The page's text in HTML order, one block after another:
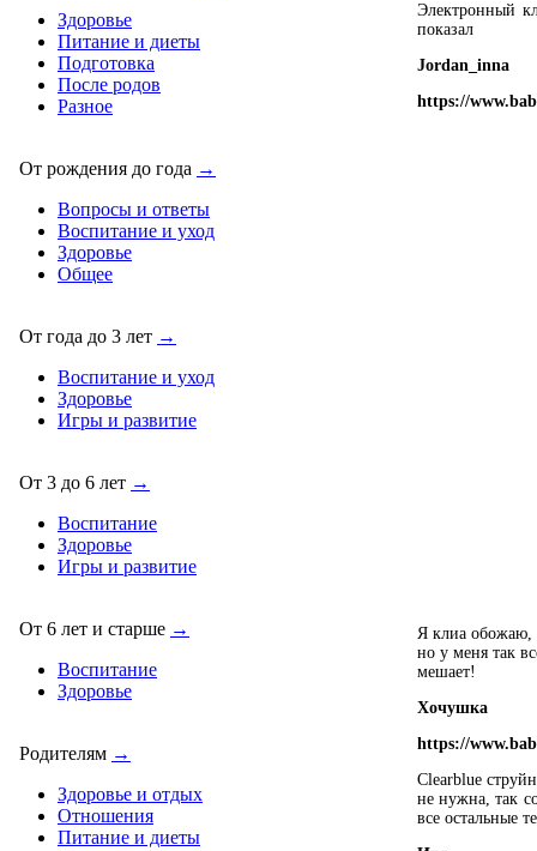
Здоровье
Питание и диеты
Подготовка
После родов
Разное
От рождения до года →
Вопросы и ответы
Воспитание и уход
Здоровье
Общее
От года до 3 лет →
Воспитание и уход
Здоровье
Игры и развитие
От 3 до 6 лет →
Воспитание
Здоровье
Игры и развитие
От 6 лет и старше →
Воспитание
Здоровье
Родителям →
Здоровье и отдых
Отношения
Питание и диеты
Электронный
показал
Jordan_inna
https://
Я клиа обожаю,
но у меня так
мешает!
Хочушка
https://
Сlearblue
не нужна, так
все остальные